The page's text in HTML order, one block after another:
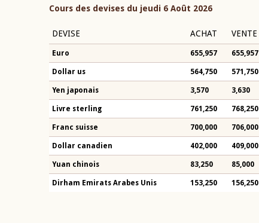
Cours des devises du jeudi 6 Août 2026
DEVISE ACHAT VENTE
Euro 655,957 655,957
Dollar us 564,750 571,750
Yen japonais 3,570 3,630
Livre sterling 761,250 768,250
Franc suisse 700,000 706,000
Dollar canadien 402,000 409,000
Yuan chinois 83,250 85,000
Dirham Emirats Arabes Unis 153,250 156,250